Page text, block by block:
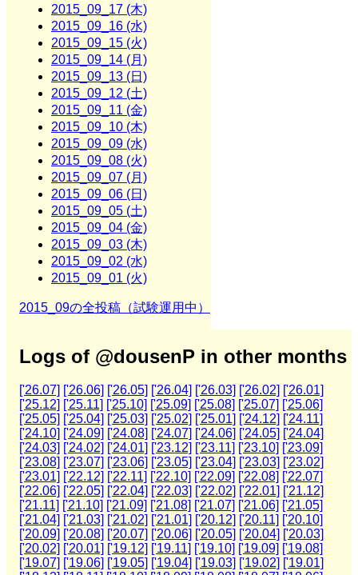
2015_09_17 (木)
2015_09_16 (水)
2015_09_15 (火)
2015_09_14 (月)
2015_09_13 (日)
2015_09_12 (土)
2015_09_11 (金)
2015_09_10 (木)
2015_09_09 (水)
2015_09_08 (火)
2015_09_07 (月)
2015_09_06 (日)
2015_09_05 (土)
2015_09_04 (金)
2015_09_03 (木)
2015_09_02 (水)
2015_09_01 (火)
2015_09の全投稿（試験運用中）
Logs of @dousenP in other months
['26.07] ['26.06] ['26.05] ['26.04] ['26.03] ['26.02] ['26.01]
['25.12] ['25.11] ['25.10] ['25.09] ['25.08] ['25.07] ['25.06]
['25.05] ['25.04] ['25.03] ['25.02] ['25.01] ['24.12] ['24.11]
['24.10] ['24.09] ['24.08] ['24.07] ['24.06] ['24.05] ['24.04]
['24.03] ['24.02] ['24.01] ['23.12] ['23.11] ['23.10] ['23.09]
['23.08] ['23.07] ['23.06] ['23.05] ['23.04] ['23.03] ['23.02]
['23.01] ['22.12] ['22.11] ['22.10] ['22.09] ['22.08] ['22.07]
['22.06] ['22.05] ['22.04] ['22.03] ['22.02] ['22.01] ['21.12]
['21.11] ['21.10] ['21.09] ['21.08] ['21.07] ['21.06] ['21.05]
['21.04] ['21.03] ['21.02] ['21.01] ['20.12] ['20.11] ['20.10]
['20.09] ['20.08] ['20.07] ['20.06] ['20.05] ['20.04] ['20.03]
['20.02] ['20.01] ['19.12] ['19.11] ['19.10] ['19.09] ['19.08]
['19.07] ['19.06] ['19.05] ['19.04] ['19.03] ['19.02] ['19.01]